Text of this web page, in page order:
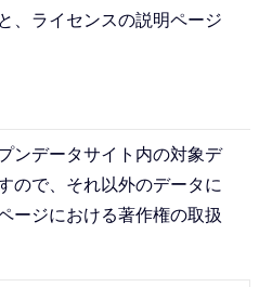
、ライセンスの説明ページ
ンデータサイト内の対象デ
ので、それ以外のデータに
ージにおける著作権の取扱